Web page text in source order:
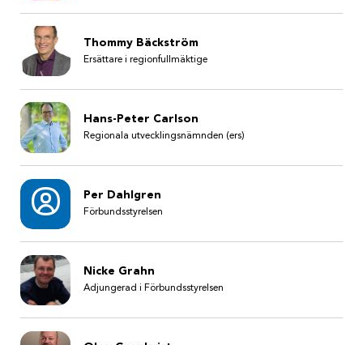
Thommy Bäckström
Ersättare i regionfullmäktige
Hans-Peter Carlson
Regionala utvecklingsnämnden (ers)
Per Dahlgren
Förbundsstyrelsen
Nicke Grahn
Adjungerad i Förbundsstyrelsen